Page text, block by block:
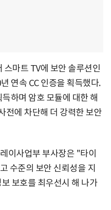
마트 TV에 보안 솔루션인
연속 CC 인증을 획득했다.
하며 암호 모듈에 대한 해
전에 차단해 더 강력한 보안
이사업부 부사장은 "타이
수준의 보안 신뢰성을 지
보호를 최우선시 해 나가